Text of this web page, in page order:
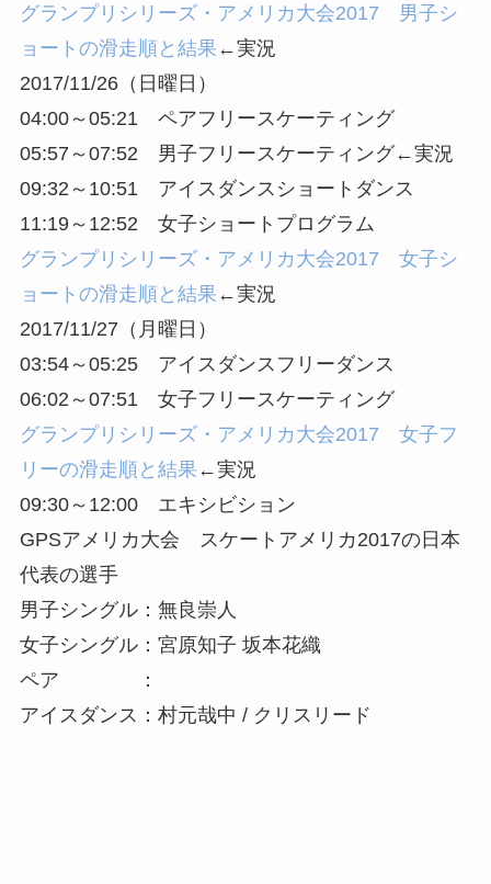
グランプリシリーズ・アメリカ大会2017 男子シ
ョートの滑走順と結果 ←実況
2017/11/26（日曜日）
04:00～05:21 ペアフリースケーティング
05:57～07:52 男子フリースケーティング←実況
09:32～10:51 アイスダンスショートダンス
11:19～12:52 女子ショートプログラム
グランプリシリーズ・アメリカ大会2017 女子シ
ョートの滑走順と結果 ←実況
2017/11/27（月曜日）
03:54～05:25 アイスダンスフリーダンス
06:02～07:51 女子フリースケーティング
グランプリシリーズ・アメリカ大会2017 女子フ
リーの滑走順と結果 ←実況
09:30～12:00 エキシビション
GPSアメリカ大会 スケートアメリカ2017の日本
代表の選手
男子シングル：無良崇人
女子シングル：宮原知子 坂本花織
ペア ：
アイスダンス：村元哉中 / クリスリード